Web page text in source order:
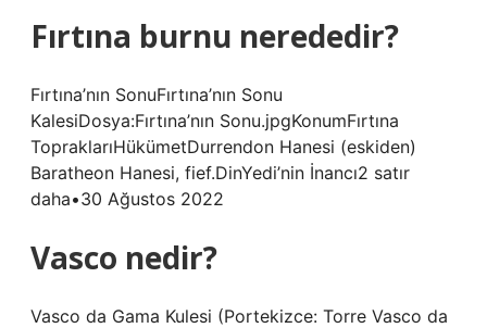
Fırtına burnu nerededir?
Fırtına’nın SonuFırtına’nın Sonu
KalesiDosya:Fırtına’nın Sonu.jpgKonumFırtına
TopraklarıHükümetDurrendon Hanesi (eskiden)
Baratheon Hanesi, fief.DinYedi’nin İnancı2 satır
daha•30 Ağustos 2022
Vasco nedir?
Vasco da Gama Kulesi (Portekizce: Torre Vasco da